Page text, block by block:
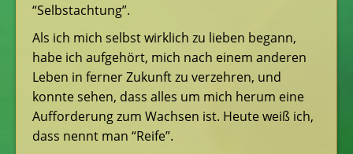
“Selbstachtung”.
Als ich mich selbst wirklich zu lieben begann,
habe ich aufgehört, mich nach einem anderen
Leben in ferner Zukunft zu verzehren, und
konnte sehen, dass alles um mich herum eine
Aufforderung zum Wachsen ist. Heute weiß ich,
dass nennt man “Reife”.